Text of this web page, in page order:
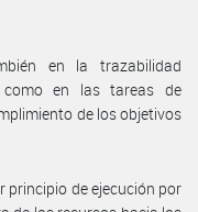
en la trazabilidad
como en las tareas de
de los objetivos
principio de ejecución por